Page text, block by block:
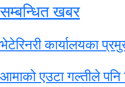
सम्बन्धित खबर
भेटेरिनरी कार्यालयका
आमाको एउटा गल्तीले पनि